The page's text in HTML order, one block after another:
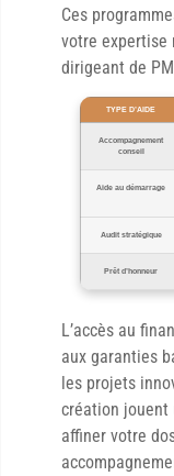
Ces
votre expertise
dirigeant de
TYPE D’AIDE
Accompagnement
conseil
Aide au démarrage
Audit stratégique
Prêt d’honneur
L’accès au
aux garanties
les projets
création jouent
affiner votre